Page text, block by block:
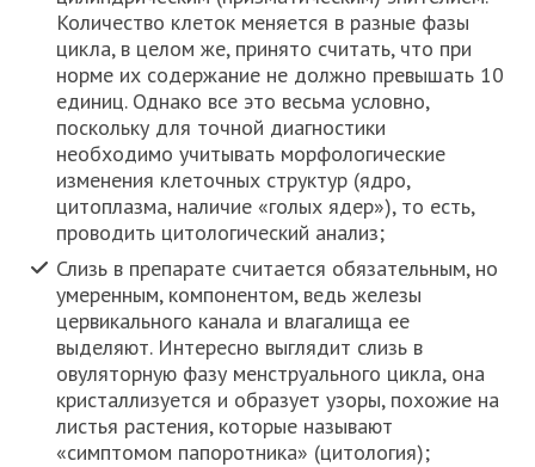
Количество клеток меняется в разные фазы
цикла, в целом же, принято считать, что при
норме их содержание не должно превышать 10
единиц. Однако все это весьма условно,
поскольку для точной диагностики
необходимо учитывать морфологические
изменения клеточных структур (ядро,
цитоплазма, наличие «голых ядер»), то есть,
проводить цитологический анализ;
Слизь в препарате считается обязательным, но
умеренным, компонентом, ведь железы
цервикального канала и влагалища ее
выделяют. Интересно выглядит слизь в
овуляторную фазу менструального цикла, она
кристаллизуется и образует узоры, похожие на
листья растения, которые называют
«симптомом папоротника» (цитология);